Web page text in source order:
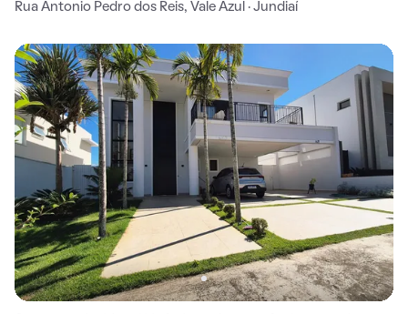
Rua Antonio Pedro dos Reis, Vale Azul · Jundiaí